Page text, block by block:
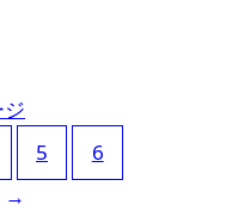
5
6
→